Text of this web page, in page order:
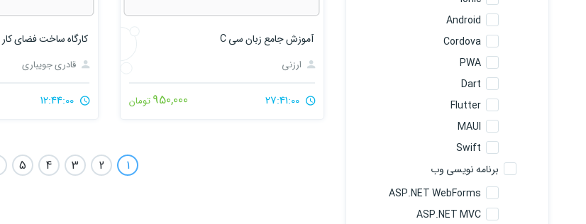
Android
Cordova
PWA
Dart
Flutter
MAUI
Swift
برنامه نویسی وب
ASP.NET WebForms
ASP.NET MVC
آموزش جامع زبان سی C
ارزنی
27:41:00
950,000تومان
قادری جویباری
1
2
3
4
5